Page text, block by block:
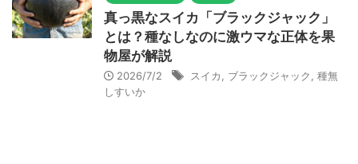
真っ黒なスイカ「ブラックジャック」
とは？種なしなのに激ウマな正体を果
物屋が解説
2026/7/2 スイカ ブラックジャック
種無
しすいか